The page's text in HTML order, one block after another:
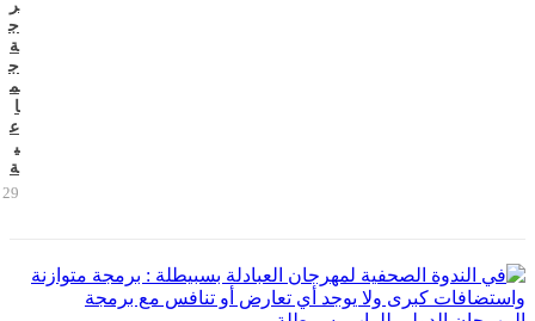
ر
ج
ة
ج
م
ا
ع
ي
ة
29 يوليو 2026